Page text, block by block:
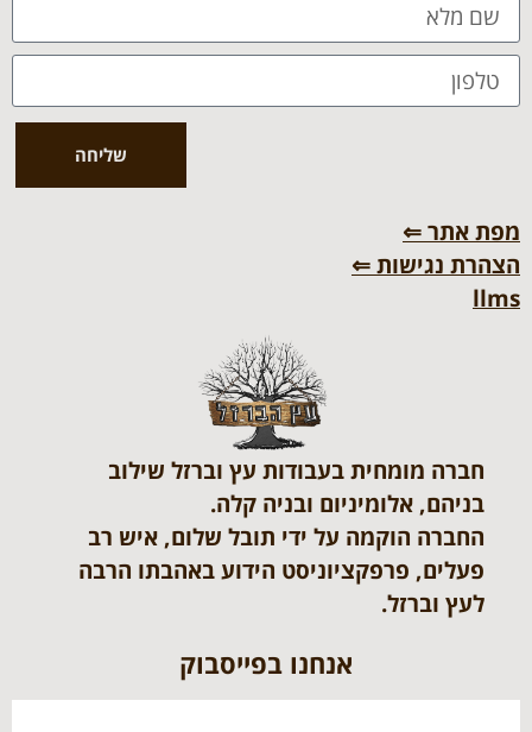
שליחה
מפת אתר ⇐
הצהרת נגישות ⇐
llms
חברה מומחית בעבודות עץ וברזל שילוב
בניהם, אלומיניום ובניה קלה.
החברה הוקמה על ידי תובל שלום, איש רב
פעלים, פרפקציוניסט הידוע באהבתו הרבה
לעץ וברזל.
אנחנו בפייסבוק